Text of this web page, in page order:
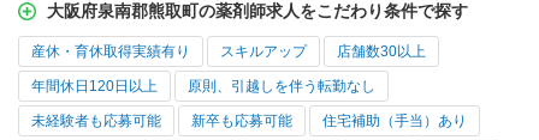
大阪府泉南郡熊取町の薬剤師求人をこだわり条件で探す
産休・育休取得実績有り スキルアップ 店舗数30以上
年間休日120日以上 原則、引越しを伴う転勤なし
未経験者も応募可能 新卒も応募可能 住宅補助（手当）あり